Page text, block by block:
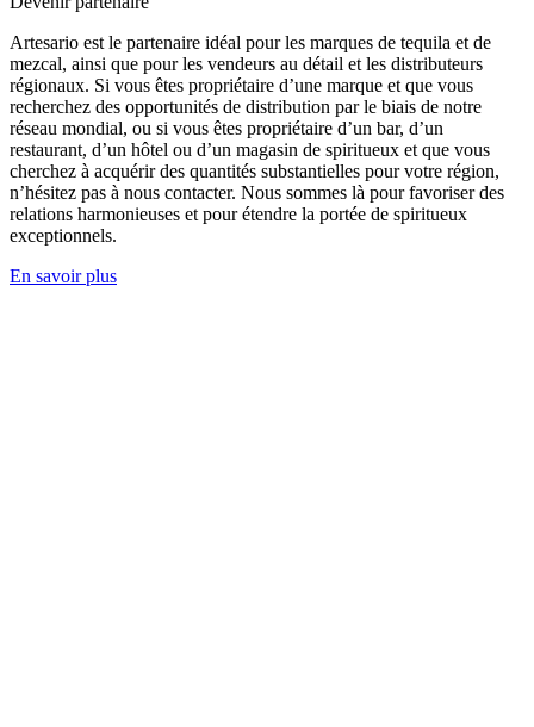
Artesario est le partenaire idéal pour les marques de tequila et de
mezcal, ainsi que pour les vendeurs au détail et les distributeurs
régionaux. Si vous êtes propriétaire d’une marque et que vous
recherchez des opportunités de distribution par le biais de notre
réseau mondial, ou si vous êtes propriétaire d’un bar, d’un
restaurant, d’un hôtel ou d’un magasin de spiritueux et que vous
cherchez à acquérir des quantités substantielles pour votre région,
n’hésitez pas à nous contacter. Nous sommes là pour favoriser des
relations harmonieuses et pour étendre la portée de spiritueux
exceptionnels.
En savoir plus